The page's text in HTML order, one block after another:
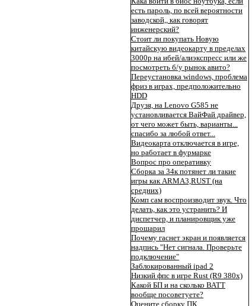
есть пароль, по всей вероятности
заводской,, как говорят
инженерский?
Стоит ли покупать Новую
китайскую видеокарту в пределах
3000р на ибей/алиэкспресс или же
посмотреть б/у рынок авито?
Переустановка windows, проблема
фриз в играх, предположительно
HDD
Друзя, на Lenovo G585 не
установливается ВайФай драйвер,
от чего может быть, варианты...
спасибо за любой ответ...
Видеокарта отключается в игре,
но работает в фурмарке
Вопрос про оперативку
Сборка за 34к потянет ли такие
игры как ARMA3,RUST (на
средних)
Комп сам воспроизводит звук. Что
делать, как это устранить? И
диспетчер, и планировщик уже
прошарил
Почему гаснет экран и появляется
надпись "Нет сигнала. Проверьте
подключение"
Заблокированный ipad 2
Низкий фпс в игре Rust (R9 380x)
Какой БП и на сколько ВАТТ
вообще посоветуете?
Оцените сборку ПК.